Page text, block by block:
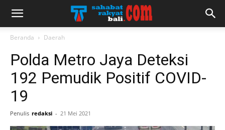
Beranda Daerah
Polda Metro Jaya Deteksi
192 Pemudik Positif COVID-
19
Penulis redaksi - 21 Mei 2021